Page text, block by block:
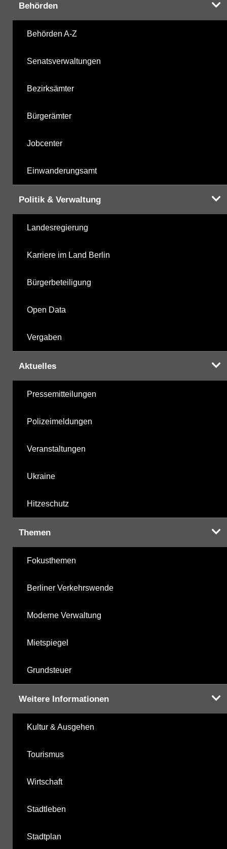
Behörden
Behörden A-Z
Senatsverwaltungen
Bezirksämter
Bürgerämter
Jobcenter
Einwanderungsamt
Politik & Verwaltung
Landesregierung
Karriere im Land Berlin
Bürgerbeteiligung
Open Data
Vergaben
Aktuelles
Pressemitteilungen
Polizeimeldungen
Veranstaltungen
Ukraine
Hitzeschutz
Themen
Fokusthemen
Berliner Verkehrswende
Moderne Verwaltung
Mietspiegel
Grundsteuer
Weitere Informationen
Kultur & Ausgehen
Tourismus
Wirtschaft
Stadtleben
Stadtplan